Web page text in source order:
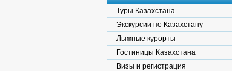
Туры Казахстана
Экскурсии по Казахстану
Лыжные курорты
Гостиницы Казахстана
Визы и регистрация